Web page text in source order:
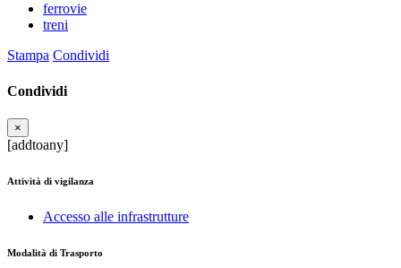
ferrovie
treni
Stampa Condividi
Condividi
×
[addtoany]
Attività di vigilanza
Accesso alle infrastrutture
Modalità di Trasporto